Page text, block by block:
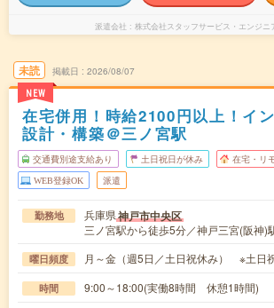
派遣会社 株式会社スタッフサービス・エンジニ
未読
NEW
掲載日 2026/08/07
在宅併用！時給2100円以上！イ
設計・構築＠三ノ宮駅
交通費別途支給あり 土日祝日が休み 在宅・リ
WEB登録OK 派遣
勤務地 兵庫県神戸市中央区
三ノ宮駅から徒歩5分／神戸三宮(阪神)
曜日頻度 月～金（週5日／土日祝休み） ※土日
時間 9:00～18:00(実働8時間 休憩1時間)